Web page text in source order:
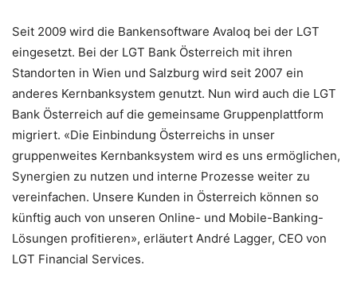
Seit 2009 wird die Bankensoftware Avaloq bei der LGT
eingesetzt. Bei der LGT Bank Österreich mit ihren
Standorten in Wien und Salzburg wird seit 2007 ein
anderes Kernbanksystem genutzt. Nun wird auch die LGT
Bank Österreich auf die gemeinsame Gruppenplattform
migriert. «Die Einbindung Österreichs in unser
gruppenweites Kernbanksystem wird es uns ermöglichen,
Synergien zu nutzen und interne Prozesse weiter zu
vereinfachen. Unsere Kunden in Österreich können so
künftig auch von unseren Online- und Mobile-Banking-
Lösungen profitieren», erläutert André Lagger, CEO von
LGT Financial Services.